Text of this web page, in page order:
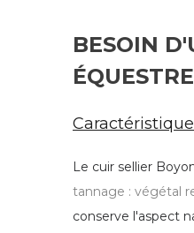
BESOIN
Le cuir sellier
tannage : végétal
conserve l'aspect